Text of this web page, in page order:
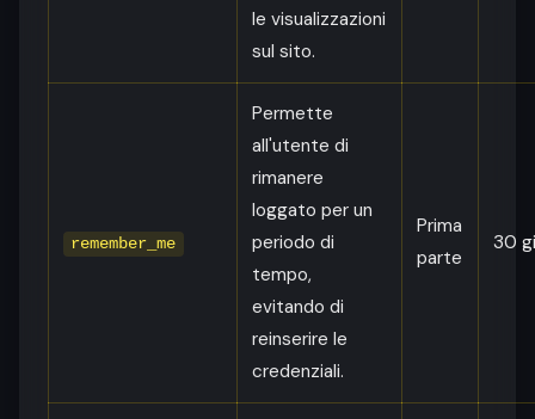
le visualizzazioni
sul sito.
remember_me
Permette
all'utente di
rimanere
loggato per un
periodo di
tempo,
evitando di
reinserire le
credenziali.
Prima
parte
30